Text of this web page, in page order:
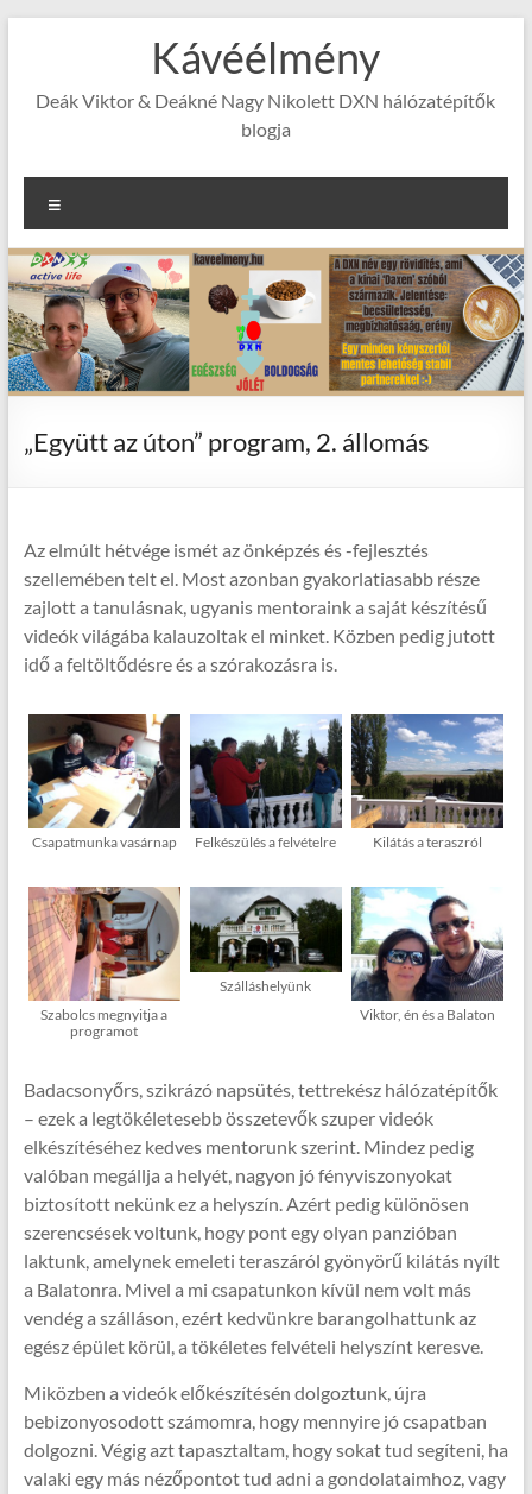
Kávéélmény
Deák Viktor & Deákné Nagy Nikolett DXN hálózatépítők
blogja
„Együtt az úton” program, 2. állomás
Az elmúlt hétvége ismét az önképzés és -fejlesztés
szellemében telt el. Most azonban gyakorlatiasabb része
zajlott a tanulásnak, ugyanis mentoraink a saját készítésű
videók világába kalauzoltak el minket. Közben pedig jutott
idő a feltöltődésre és a szórakozásra is.
Csapatmunka vasárnap Felkészülés a felvételre Kilátás a teraszról
Szabolcs megnyitja a
programot
Szálláshelyünk
Viktor, én és a Balaton
Badacsonyőrs, szikrázó napsütés, tettrekész hálózatépítők
– ezek a legtökéletesebb összetevők szuper videók
elkészítéséhez kedves mentorunk szerint. Mindez pedig
valóban megállja a helyét, nagyon jó fényviszonyokat
biztosított nekünk ez a helyszín. Azért pedig különösen
szerencsések voltunk, hogy pont egy olyan panzióban
laktunk, amelynek emeleti teraszáról gyönyörű kilátás nyílt
a Balatonra. Mivel a mi csapatunkon kívül nem volt más
vendég a szálláson, ezért kedvünkre barangolhattunk az
egész épület körül, a tökéletes felvételi helyszínt keresve.
Miközben a videók előkészítésén dolgoztunk, újra
bebizonyosodott számomra, hogy mennyire jó csapatban
dolgozni. Végig azt tapasztaltam, hogy sokat tud segíteni, ha
valaki egy más nézőpontot tud adni a gondolataimhoz, vagy